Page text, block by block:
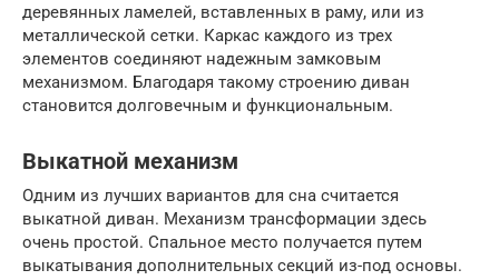
деревянных ламелей, вставленных в раму, или из
металлической сетки. Каркас каждого из трех
элементов соединяют надежным замковым
механизмом. Благодаря такому строению диван
становится долговечным и функциональным.
Выкатной механизм
Одним из лучших вариантов для сна считается
выкатной диван. Механизм трансформации здесь
очень простой. Спальное место получается путем
выкатывания дополнительных секций из-под основы.